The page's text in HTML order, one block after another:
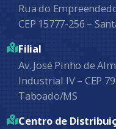
Rua do
CEP 15777-256 –
Filial
Av. José Pinho de
Industrial IV – CEP
Taboado/MS
Centro de